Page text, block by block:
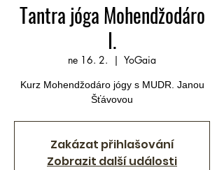
Tantra jóga Mohendžodáro
I.
ne 16. 2.
  |
YoGaia
Kurz Mohendžodáro jógy s MUDR. Janou
Šťávovou
Zakázat přihlašování
Zobrazit další události